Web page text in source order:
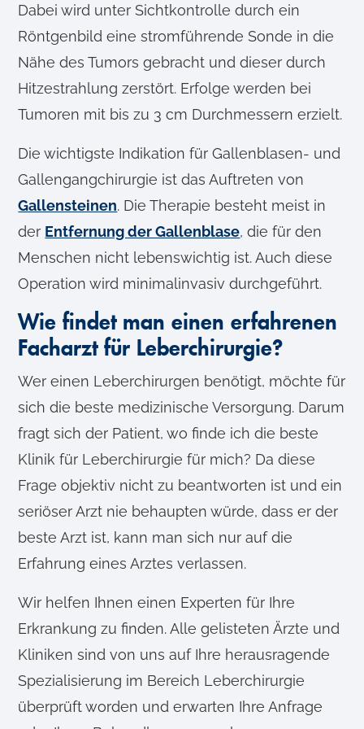
h
Dabei wird unter Sichtkontrolle durch ein
Röntgenbild eine stromführende Sonde in die
Nähe des Tumors gebracht und dieser durch
Hitzestrahlung zerstört. Erfolge werden bei
Tumoren mit bis zu 3 cm Durchmessern erzielt.
Die wichtigste Indikation für Gallenblasen- und
Gallengangchirurgie ist das Auftreten von
Gallensteinen. Die Therapie besteht meist in
der Entfernung der Gallenblase, die für den
Menschen nicht lebenswichtig ist. Auch diese
Operation wird minimalinvasiv durchgeführt.
Wie findet man einen erfahrenen
Facharzt für Leberchirurgie?
Wer einen Leberchirurgen benötigt, möchte für
sich die beste medizinische Versorgung. Darum
fragt sich der Patient, wo finde ich die beste
Klinik für Leberchirurgie für mich? Da diese
Frage objektiv nicht zu beantworten ist und ein
seriöser Arzt nie behaupten würde, dass er der
beste Arzt ist, kann man sich nur auf die
Erfahrung eines Arztes verlassen.
Wir helfen Ihnen einen Experten für Ihre
Erkrankung zu finden. Alle gelisteten Ärzte und
Kliniken sind von uns auf Ihre herausragende
Spezialisierung im Bereich Leberchirurgie
überprüft worden und erwarten Ihre Anfrage